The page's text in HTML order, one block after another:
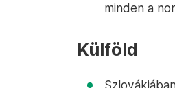
minden a
Külföld